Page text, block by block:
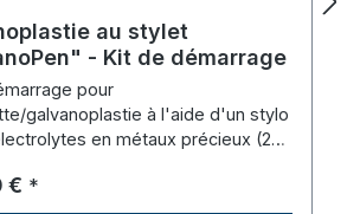
au stylet
- Kit de démarrage
pour
galvanoplastie à l'aide d'un stylo
en métaux précieux (20
:
€ *